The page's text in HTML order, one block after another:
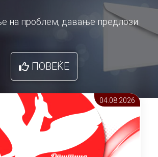
на проблем, давање предлози
ПОВЕЌЕ
04.08 2026